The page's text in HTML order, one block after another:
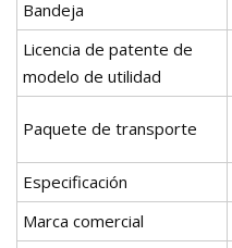
Bandeja
Licencia de patente de
modelo de utilidad
Paquete de transporte
Especificación
Marca comercial